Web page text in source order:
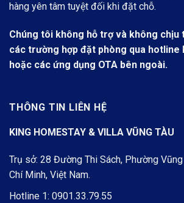
hàng yên tâm tuyệt đối khi đặt chỗ.
Chúng tôi không hỗ trợ và không chịu
các trường hợp đặt phòng qua hotline
hoặc các ứng dụng OTA bên ngoài.
THÔNG TIN LIÊN HỆ
KING HOMESTAY & VILLA VŨNG TÀU
Trụ sở: 28 Đường Thi Sách, Phường Vũng
Chí Minh, Việt Nam.
Hotline 1: 0901.33.79.55